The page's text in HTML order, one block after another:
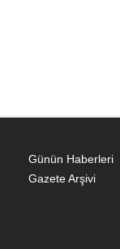
Günün Haberleri
Gazete Arşivi